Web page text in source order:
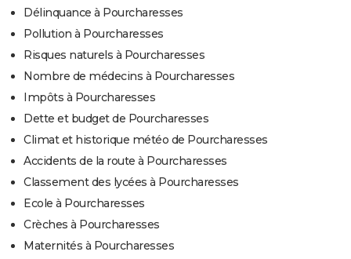
Délinquance à Pourcharesses
Pollution à Pourcharesses
Risques naturels à Pourcharesses
Nombre de médecins à Pourcharesses
Impôts à Pourcharesses
Dette et budget de Pourcharesses
Climat et historique météo de Pourcharesses
Accidents de la route à Pourcharesses
Classement des lycées à Pourcharesses
Ecole à Pourcharesses
Crèches à Pourcharesses
Maternités à Pourcharesses